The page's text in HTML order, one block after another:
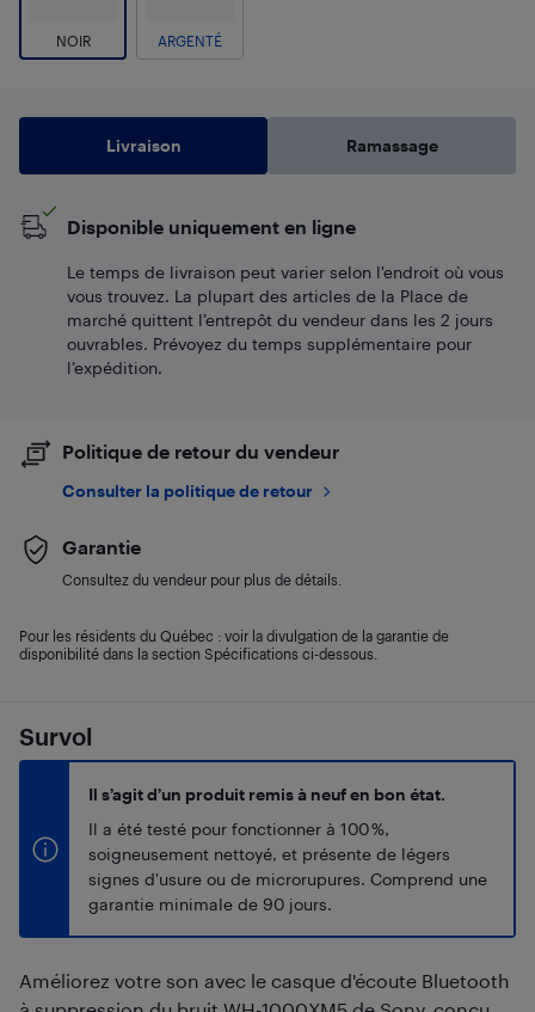
Survol
Il s’agit d’un produit remis à neuf en bon état.
Il a été testé pour fonctionner à 100 %,
soigneusement nettoyé, et présente de légers
signes d'usure ou de microrupures. Comprend une
garantie minimale de 90 jours.
Améliorez votre son avec le casque d'écoute Bluetooth
NOIR ARGENTÉ
Livraison Ramassage
Disponible uniquement en ligne
Le temps de livraison peut varier selon l'endroit où vous
vous trouvez. La plupart des articles de la Place de
marché quittent l’entrepôt du vendeur dans les 2 jours
ouvrables. Prévoyez du temps supplémentaire pour
l’expédition.
Politique de retour du vendeur
Consulter la politique de retour
Garantie
Consultez du vendeur pour plus de détails.
Pour les résidents du Québec : voir la divulgation de la garantie de
disponibilité dans la section Spécifications ci-dessous.